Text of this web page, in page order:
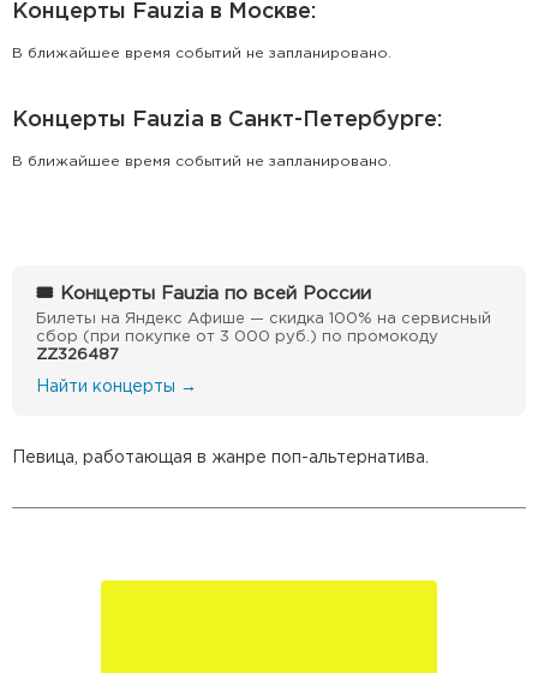
Концерты Fauzia в Москве:
В ближайшее время событий не запланировано.
Концерты Fauzia в Санкт-Петербурге:
В ближайшее время событий не запланировано.
🎟 Концерты Fauzia по всей России
Билеты на Яндекс Афише — скидка 100% на сервисный
сбор (при покупке от 3 000 руб.) по промокоду
ZZ326487
Найти концерты →
Певица, работающая в жанре поп-альтернатива.